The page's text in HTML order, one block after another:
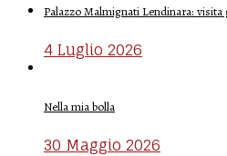
Palazzo Malmignati Lendinara:
4 Luglio 2026
Nella mia bolla
30 Maggio 2026